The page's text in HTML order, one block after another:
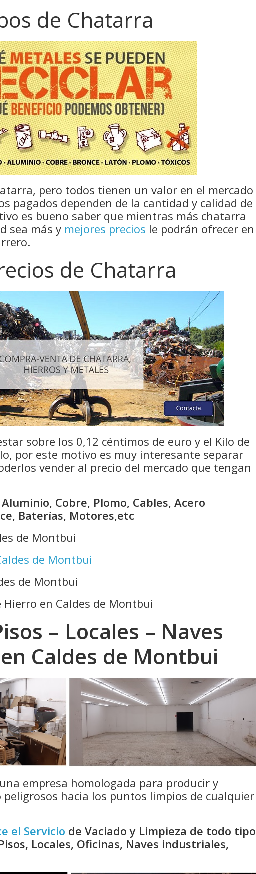
de Chatarra
pero todos tienen un valor en el mercado
pagados dependen de la cantidad y calidad de
es bueno saber que mientras más chatarra
sea más y mejores precios le podrán ofrecer en
de Chatarra
sobre los 0,12 céntimos de euro y el Kilo de
por este motivo es muy interesante separar
vender al precio del mercado que tengan
Cobre, Plomo, Cables, Acero
Baterías, Motores,etc
de Montbui
de Montbui
de Montbui
en Caldes de Montbui
– Locales – Naves
Caldes de Montbui
empresa homologada para producir y
hacia los puntos limpios de cualquier
el Servicio de Vaciado y Limpieza de todo tipo
Locales, Oficinas, Naves industriales,